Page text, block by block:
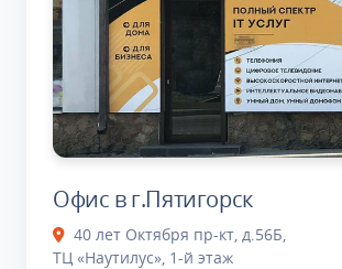
Офис в г.Пятигорск
40 лет Октября пр-кт, д.56Б,
ТЦ «Наутилус», 1-й этаж